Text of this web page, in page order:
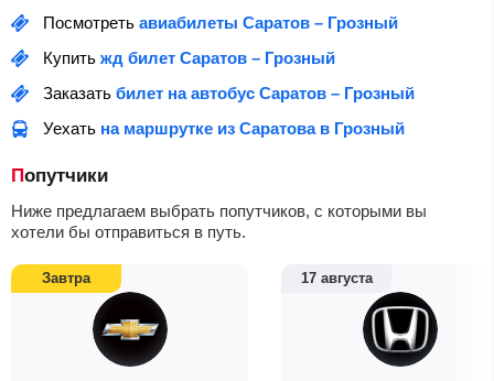
Посмотреть авиабилеты Саратов – Грозный
Купить жд билет Саратов – Грозный
Заказать билет на автобус Саратов – Грозный
Уехать на маршрутке из Саратова в Грозный
Попутчики
Ниже предлагаем выбрать попутчиков, с которыми вы
хотели бы отправиться в путь.
Завтра 17 августа